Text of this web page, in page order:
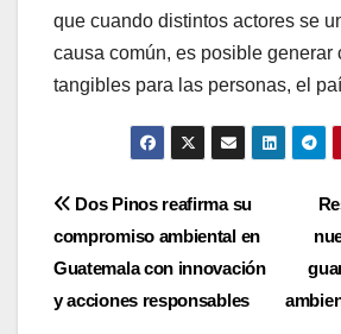
que cuando distintos actores se
causa común, es posible generar
tangibles para las personas, el
Navegación
de
entradas
Dos Pinos reafirma su
compromiso ambiental en
Guatemala con innovación
y acciones responsables